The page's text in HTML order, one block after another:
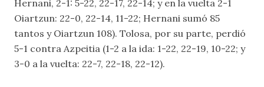
Hernani, 2-1: 5-22, 22-17, 22-14; y en la vuelta 2-1
Oiartzun: 22-0, 22-14, 11-22; Hernani sumó 85
tantos y Oiartzun 108). Tolosa, por su parte, perdió
5-1 contra Azpeitia (1-2 a la ida: 1-22, 22-19, 10-22; y
3-0 a la vuelta: 22-7, 22-18, 22-12).